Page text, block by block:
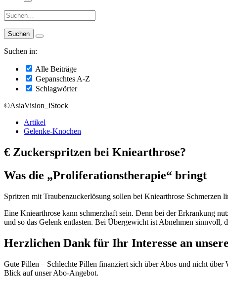
Suche:
Suchen in:
Alle Beiträge
Gepanschtes A-Z
Schlagwörter
©AsiaVision_iStock
Artikel
Gelenke-Knochen
€ Zuckerspritzen bei Kniearthrose?
Was die „Proliferationstherapie“ bringt
Spritzen mit Traubenzuckerlösung sollen bei Kniearthrose
Eine Kniearthrose kann schmerz­haft sein. Denn bei der Erkrankung
und so das Gelenk entlasten. Bei Übergewicht ist Abnehmen
Herzlichen Dank für Ihr Interesse an
Gute Pillen – Schlechte Pillen finanziert sich über Abos und nicht
Blick auf unser Abo-Angebot.